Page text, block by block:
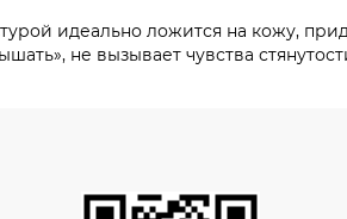
идеально ложится на кожу,
не вызывает чувства